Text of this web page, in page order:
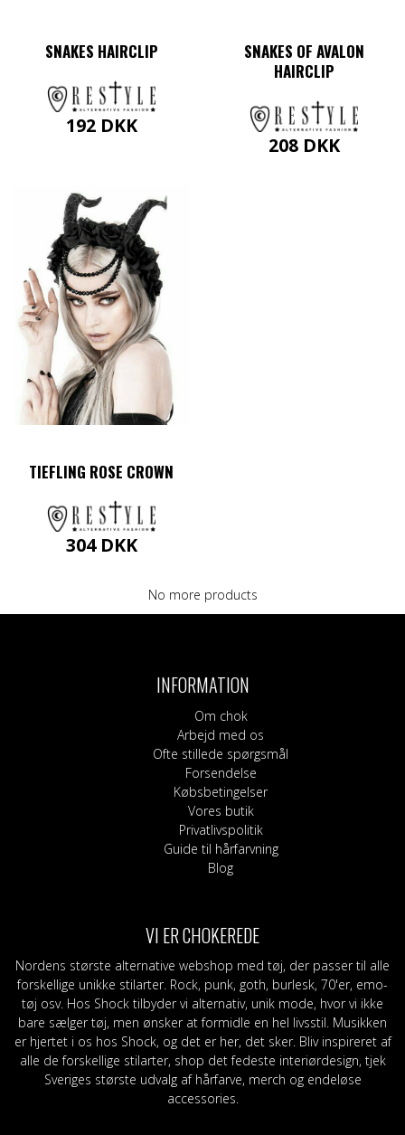
SNAKES HAIRCLIP
192 DKK
SNAKES OF AVALON
HAIRCLIP
208 DKK
TIEFLING ROSE CROWN
304 DKK
No more products
INFORMATION
Om chok
Arbejd med os
Ofte stillede spørgsmål
Forsendelse
Købsbetingelser
Vores butik
Privatlivspolitik
Guide til hårfarvning
Blog
VI ER CHOKEREDE
Nordens største alternative webshop med tøj, der passer til alle
forskellige unikke stilarter. Rock, punk, goth, burlesk, 70'er, emo-
tøj osv. Hos Shock tilbyder vi alternativ, unik mode, hvor vi ikke
bare sælger tøj, men ønsker at formidle en hel livsstil. Musikken
er hjertet i os hos Shock, og det er her, det sker. Bliv inspireret af
alle de forskellige stilarter, shop det fedeste interiørdesign, tjek
Sveriges største udvalg af hårfarve, merch og endeløse
accessories.